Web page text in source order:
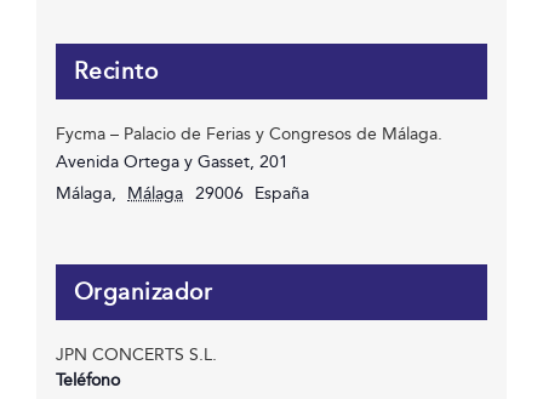
Recinto
Fycma – Palacio de Ferias y Congresos de Málaga.
Avenida Ortega y Gasset, 201
Málaga, Málaga 29006 España
Organizador
JPN CONCERTS S.L.
Teléfono